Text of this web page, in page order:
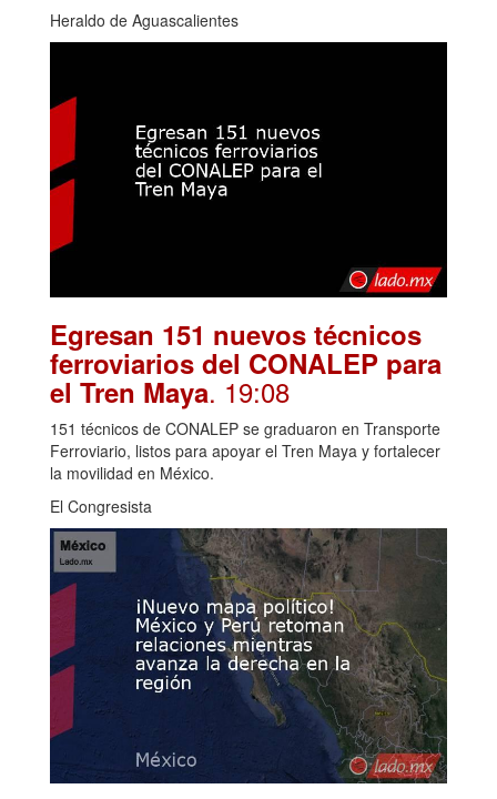
Heraldo de Aguascalientes
Egresan 151 nuevos técnicos
ferroviarios del CONALEP para
el Tren Maya. 19:08
151 técnicos de CONALEP se graduaron en Transporte
Ferroviario, listos para apoyar el Tren Maya y fortalecer
la movilidad en México.
El Congresista